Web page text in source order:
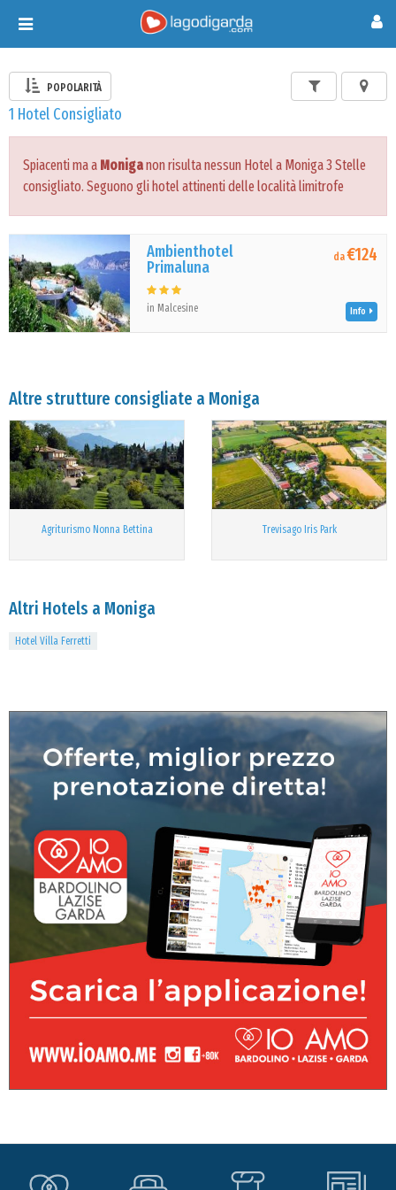
Toggle
navigation
POPOLARITÀ
1 Hotel Consigliato
Spiacenti ma a Moniganon risulta nessun Hotel a Moniga 3 Stelle
consigliato. Seguono gli hotel attinenti delle località limitrofe
Ambienthotel
Primaluna
in Malcesine
da€124
Info
Altre strutture consigliate a Moniga
Agriturismo Nonna Bettina Trevisago Iris Park
Altri Hotels a Moniga
Hotel Villa Ferretti